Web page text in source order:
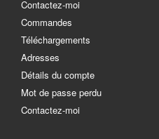
Contactez-moi
Commandes
Téléchargements
Adresses
Détails du compte
Mot de passe perdu
Contactez-moi